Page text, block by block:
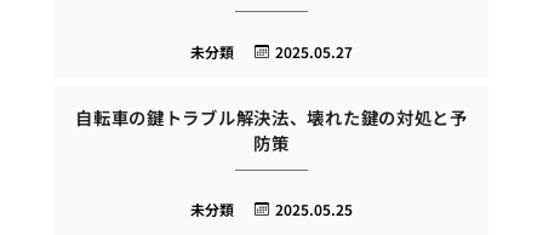
2025.05.27
未分類
自転車の鍵トラブル解決法、壊れた鍵の対処と予
防策
2025.05.25
未分類